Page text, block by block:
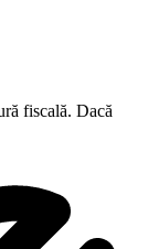
fiscală. Dacă